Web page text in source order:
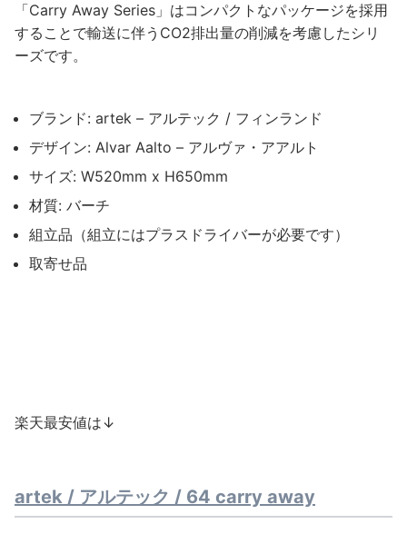
「Carry Away Series」はコンパクトなパッケージを採用
することで輸送に伴うCO2排出量の削減を考慮したシリ
ーズです。
ブランド: artek – アルテック / フィンランド
デザイン: Alvar Aalto – アルヴァ・アアルト
サイズ: W520mm x H650mm
材質: バーチ
組立品（組立にはプラスドライバーが必要です）
取寄せ品
楽天最安値は↓
artek / アルテック / 64 carry away